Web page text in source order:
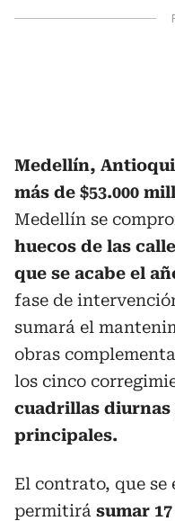
Medellín,
más de $53.000
Medellín se
huecos de las
que se acabe el
fase de
sumará el
obras
los cinco
cuadrillas diurnas
principales.
El contrato, que se
permitirá sumar